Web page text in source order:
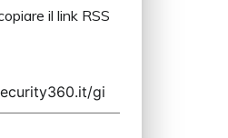
il link RSS